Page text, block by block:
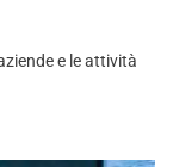
e le attività